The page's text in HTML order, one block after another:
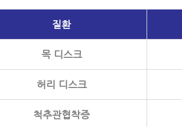
목 디스크
허리 디스크
척추관협착증
질환